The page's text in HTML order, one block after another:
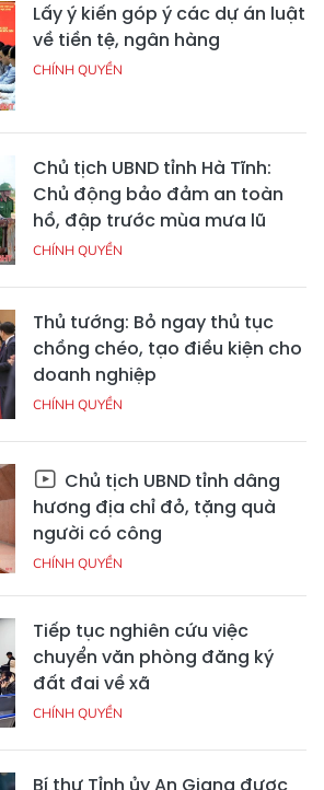
Lấy ý kiến góp ý các dự án luật
về tiền tệ, ngân hàng
CHÍNH QUYỀN
Chủ tịch UBND tỉnh Hà Tĩnh:
Chủ động bảo đảm an toàn
hồ, đập trước mùa mưa lũ
CHÍNH QUYỀN
Thủ tướng: Bỏ ngay thủ tục
chồng chéo, tạo điều kiện cho
doanh nghiệp
CHÍNH QUYỀN
Chủ tịch UBND tỉnh dâng
hương địa chỉ đỏ, tặng quà
người có công
CHÍNH QUYỀN
Tiếp tục nghiên cứu việc
chuyển văn phòng đăng ký
đất đai về xã
CHÍNH QUYỀN